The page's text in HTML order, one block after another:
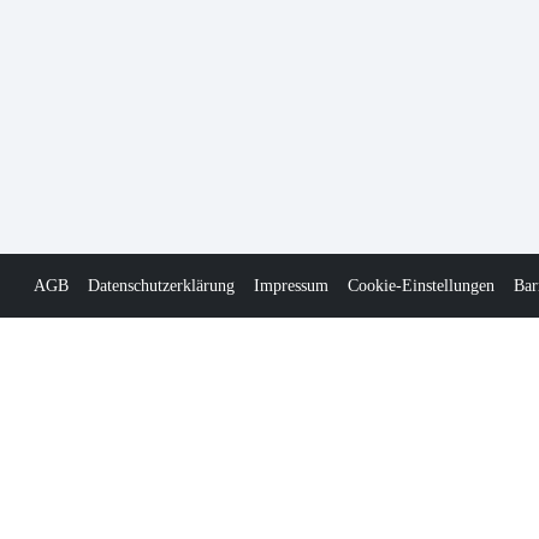
AGB Datenschutzerklärung Impressum Cookie-Einstellungen